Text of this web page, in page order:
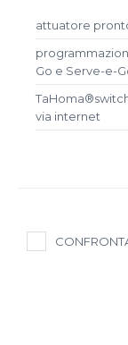
attuatore
Go e Serve-e-
via internet